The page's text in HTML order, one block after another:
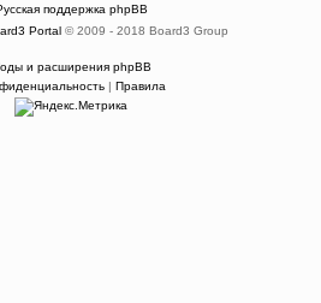
поддержка phpBB
Portal© 2009 - 2018 Board3 Group
и расширения phpBB
| Правила